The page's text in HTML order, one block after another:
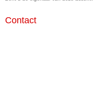
Contact